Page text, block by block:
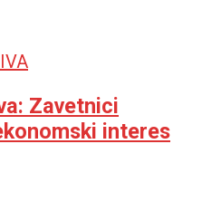
Zavetnici
interes